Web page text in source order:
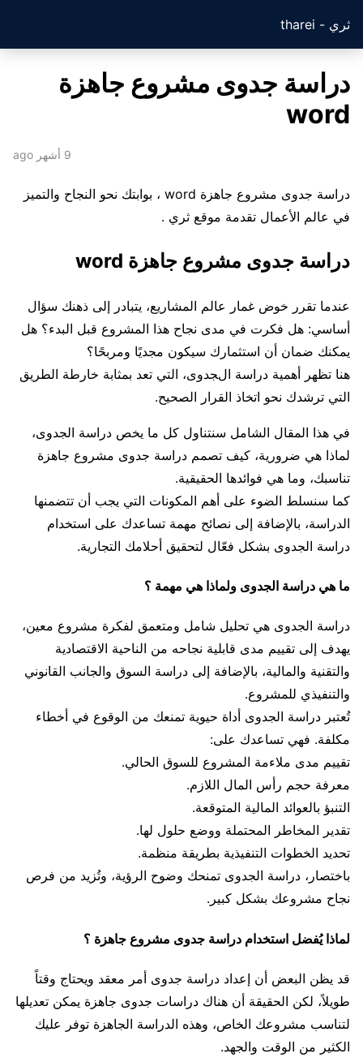
ثري - tharei
دراسة جدوى مشروع جاهزة
word
9 أشهر ago
دراسة جدوى مشروع جاهزة word ، بوابتك نحو النجاح والتميز
في عالم الأعمال تقدمة موقع ثري .
دراسة جدوى مشروع جاهزة word
عندما تقرر خوض غمار عالم المشاريع، يتبادر إلى ذهنك سؤال
أساسي: هل فكرت في مدى نجاح هذا المشروع قبل البدء؟ هل
يمكنك ضمان أن استثمارك سيكون مجديًا ومربحًا؟
هنا تظهر أهمية دراسة الجدوى، التي تعد بمثابة خارطة الطريق
التي ترشدك نحو اتخاذ القرار الصحيح.
في هذا المقال الشامل سنتناول كل ما يخص دراسة الجدوى،
لماذا هي ضرورية، كيف تصمم دراسة جدوى مشروع جاهزة
تناسبك، وما هي فوائدها الحقيقية.
كما سنسلط الضوء على أهم المكونات التي يجب أن تتضمنها
الدراسة، بالإضافة إلى نصائح مهمة تساعدك على استخدام
دراسة الجدوى بشكل فعّال لتحقيق أحلامك التجارية.
ما هي دراسة الجدوى ولماذا هي مهمة ؟
دراسة الجدوى هي تحليل شامل ومتعمق لفكرة مشروع معين،
يهدف إلى تقييم مدى قابلية نجاحه من الناحية الاقتصادية
والتقنية والمالية، بالإضافة إلى دراسة السوق والجانب القانوني
والتنفيذي للمشروع.
تُعتبر دراسة الجدوى أداة حيوية تمنعك من الوقوع في أخطاء
مكلفة. فهي تساعدك على:
تقييم مدى ملاءمة المشروع للسوق الحالي.
معرفة حجم رأس المال اللازم.
التنبؤ بالعوائد المالية المتوقعة.
تقدير المخاطر المحتملة ووضع حلول لها.
تحديد الخطوات التنفيذية بطريقة منظمة.
باختصار، دراسة الجدوى تمنحك وضوح الرؤية، وتُزيد من فرص
نجاح مشروعك بشكل كبير.
لماذا يُفضل استخدام دراسة جدوى مشروع جاهزة ؟
قد يظن البعض أن إعداد دراسة جدوى أمر معقد ويحتاج وقتاً
طويلاً، لكن الحقيقة أن هناك دراسات جدوى جاهزة يمكن تعديلها
لتناسب مشروعك الخاص، وهذه الدراسة الجاهزة توفر عليك
الكثير من الوقت والجهد.